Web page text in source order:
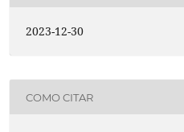
2023-12-30
COMO CITAR